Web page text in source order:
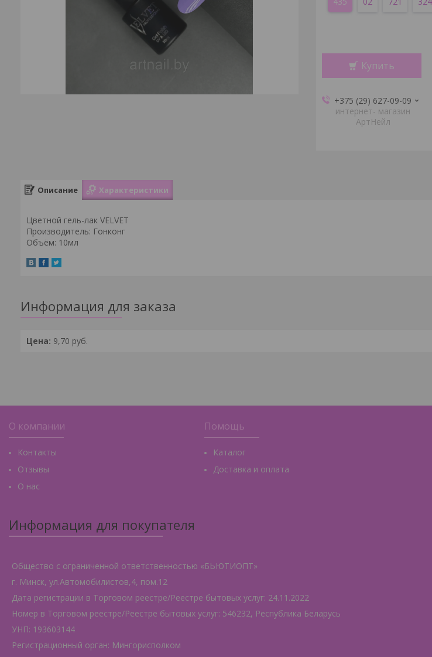
Купить
+375 (29) 627-09-09
интернет- магазин
АртНейл
Описание Характеристики
Цветной гель-лак VELVET
Производитель: Гонконг
Объём: 10мл
Информация для заказа
Цена: 9,70 руб.
О компании
Контакты
Отзывы
О нас
Помощь
Каталог
Доставка и оплата
Информация для покупателя
Общество с ограниченной ответственностью «БЬЮТИОПТ»
г. Минск, ул.Автомобилистов,4, пом.12
Дата регистрации в Торговом реестре/Реестре бытовых услуг: 24.11.2022
Номер в Торговом реестре/Реестре бытовых услуг: 546232, Республика Беларусь
УНП: 193603144
Регистрационный орган: Мингорисполком